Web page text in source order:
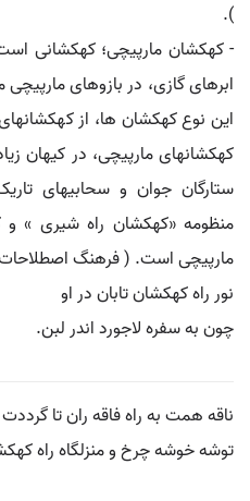
).
- کهکشان مارپیچی؛ کهکشانی
ابرهای گازی، در بازوهای
این نوع کهکشان ها، از
کهکشانهای مارپیچی، در کیهان
ستارگان جوان و سحابیهای
منظومه «کهکشان راه شیری »
مارپیچی است. ( فرهنگ
نور راه کهکشان تابان در او
چون به سفره لاجورد اندر لبن.
ناقه همت به راه فاقه ران تا گرددت
توشه خوشه چرخ و منزلگاه راه